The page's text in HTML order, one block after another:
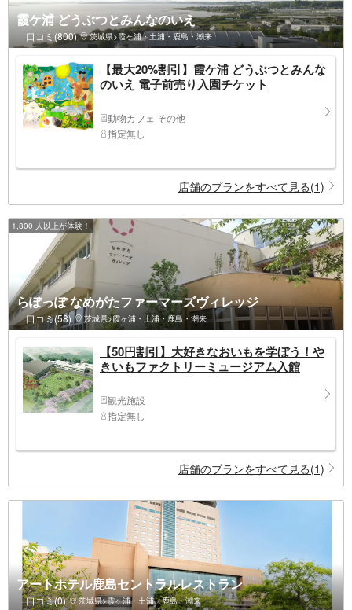
霞ケ浦 どうぶつとみんなのいえ
口コミ(800) 茨城県>霞ヶ浦・土浦・鹿島・潮来
【最大20%割引】霞ケ浦 どうぶつとみんな
のいえ 電子前売り入園チケット
動物カフェ その他
指定無し
店舗のプランをすべて見る(1)
1,800 人以上が体験！
らぽっぽ なめがたファーマーズヴィレッジ
口コミ(58) 茨城県>霞ヶ浦・土浦・鹿島・潮来
【50円割引】大好きなおいもを学ぼう！や
きいもファクトリーミュージアム入館
観光施設
指定無し
店舗のプランをすべて見る(1)
アートホテル鹿島セントラルレストラン
口コミ(0) 茨城県>霞ヶ浦・土浦・鹿島・潮来